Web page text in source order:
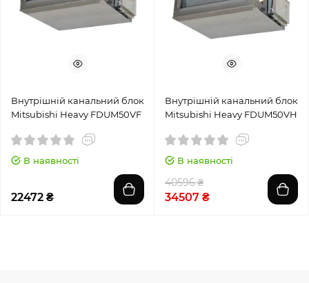
Внутрішній канальний блок
Mitsubishi Heavy FDUM50VF
В наявності
22472 ₴
Внутрішній канальний блок
Mitsubishi Heavy FDUM50VH
В наявності
40596 ₴
34507 ₴